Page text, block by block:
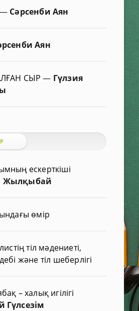
— Сәрсенби Аян
Аян
СЫР— Гүлзия
ескерткіші
Жылқыбай
өмір
тіл мәдениеті,
және тіл шеберлігі
– халық игілігі
Гүлсезім